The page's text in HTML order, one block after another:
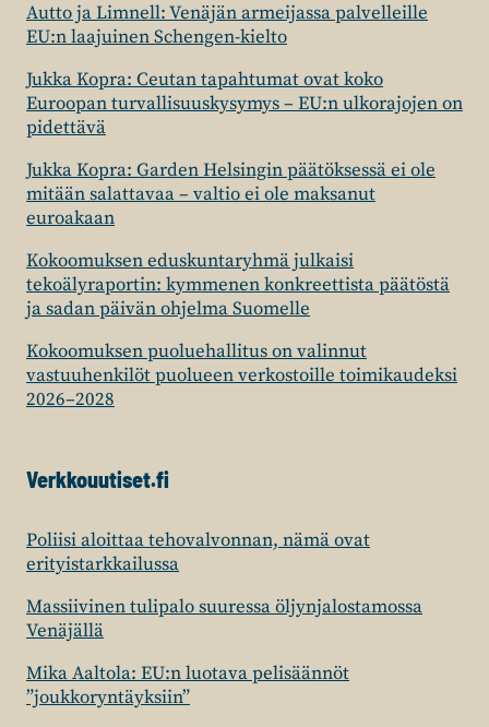
Autto ja Limnell: Venäjän armeijassa palvelleille
EU:n laajuinen Schengen-kielto
Jukka Kopra: Ceutan tapahtumat ovat koko
Euroopan turvallisuuskysymys – EU:n ulkorajojen on
pidettävä
Jukka Kopra: Garden Helsingin päätöksessä ei ole
mitään salattavaa – valtio ei ole maksanut
euroakaan
Kokoomuksen eduskuntaryhmä julkaisi
tekoälyraportin: kymmenen konkreettista päätöstä
ja sadan päivän ohjelma Suomelle
Kokoomuksen puoluehallitus on valinnut
vastuuhenkilöt puolueen verkostoille toimikaudeksi
2026–2028
Verkkouutiset.fi
Poliisi aloittaa tehovalvonnan, nämä ovat
erityistarkkailussa
Massiivinen tulipalo suuressa öljynjalostamossa
Venäjällä
Mika Aaltola: EU:n luotava pelisäännöt
”joukkoryntäyksiin”